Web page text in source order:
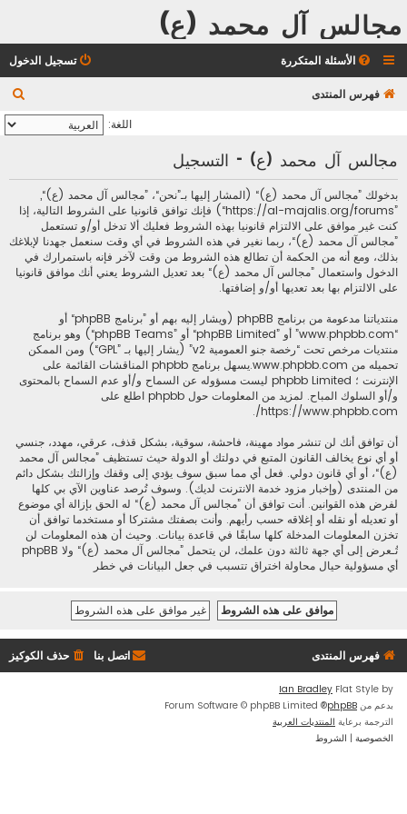
مجالس آل محمد (ع)
الأسئلة المتكررة تسجيل الدخول
فهرس المنتدى
ح
ث
اللغة:
مجالس آل محمد (ع) - التسجيل
بدخولك ”مجالس آل محمد (ع)“ (المشار إليها بـ”نحن“، ”مجالس آل محمد (ع)“,
”https://al-majalis.org/forums“) فإنك توافق قانونيا على الشروط التالية، إذا
كنت غير موافق على الالتزام قانونيا بهذه الشروط فعليك ألا تدخل أو/و تستعمل
”مجالس آل محمد (ع)“، ربما نغير في هذه الشروط في أي وقت سنعمل جهدنا لإبلاغك
بذلك، ومع أنه من الحكمة أن تطالع هذه الشروط من وقت لآخر فإنه باستمرارك في
الدخول واستعمال ”مجالس آل محمد (ع)“ بعد تعديل الشروط يعني أنك موافق قانونيا
على الالتزام بها بعد تعديها أو/و إضافتها.
منتدياتنا مدعومة من برنامج phpBB (ويشار إليه بهم أو ”برنامج phpBB“ أو
“www.phpbb.com” أو ”phpBB Limited“ أو ”phpBB Teams“) وهو برنامج
منتديات مرخص تحت “رخصة جنو العمومية v2
” (يشار إليها بـ ”GPL“) ومن الممكن
تحميله من www.phpbb.com
.يسهل برنامج phpbb المناقشات القائمة على
الإنترنت ؛ phpbb Limited ليست مسؤوله عن السماح و/أو عدم السماح بالمحتوى
و/أو السلوك المباح. لمزيد من المعلومات حول phpbb اطلع على
https://www.phpbb.com/
.
أن توافق أنك لن تنشر مواد مهينة، فاحشة، سوقية، بشكل قذف، عرقي، مهدد، جنسي
أو أي نوع يخالف القانون المتبع في دولتك أو الدولة حيث تستظيف ”مجالس آل محمد
(ع)“، أو أي قانون دولي. فعل أي مما سبق سوف يؤدي إلى وقفك وإزالتك بشكل دائم
من المنتدى (وإخبار مزود خدمة الانترنت لديك). وسوف تُرصد عناوين الآي بي كلها
لفرض هذه القوانين. أنت توافق أن ”مجالس آل محمد (ع)“ له الحق بإزالة أي موضوع
أو تعديله أو نقله أو إغلاقه حسب رأيهم. وأنت بصفتك مشتركا أو مستخدما توافق أن
تخزن المعلومات المدخلة كلها سابقًا في قاعدة بيانات. وحيث أن هذه المعلومات لن
تُـعرض إلى أي جهة ثالثة دون علمك، لن يتحمل ”مجالس آل محمد (ع)“ ولا phpBB
أي مسؤولية حيال محاولة اختراق تتسبب في جعل البيانات في خطر
فهرس المنتدى حذف الكوكيز اتصل بنا
Flat Style by
Ian Bradley
بدعم من phpBB
® Forum Software © phpBB Limited
الترجمة برعاية المنتديات العربية
الخصوصية | الشروط